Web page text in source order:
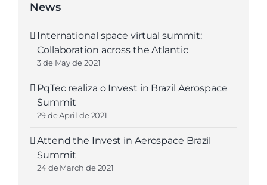
News
International space virtual summit:
Collaboration across the Atlantic
3 de May de 2021
PqTec realiza o Invest in Brazil Aerospace
Summit
29 de April de 2021
Attend the Invest in Aerospace Brazil
Summit
24 de March de 2021